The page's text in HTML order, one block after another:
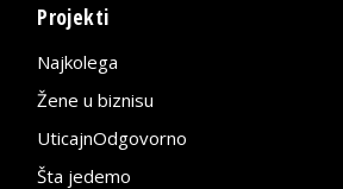
Projekti
Najkolega
Žene u biznisu
UticajnOdgovorno
Šta jedemo